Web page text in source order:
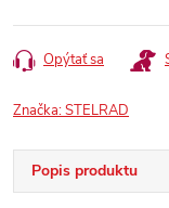
Opýtať sa
Značka:STELRAD
Popis produktu